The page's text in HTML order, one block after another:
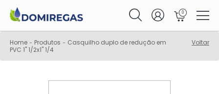
0
Home - Produtos - Casquilho duplo de redução em
PVC 1" 1/2x1" 1/4
Voltar